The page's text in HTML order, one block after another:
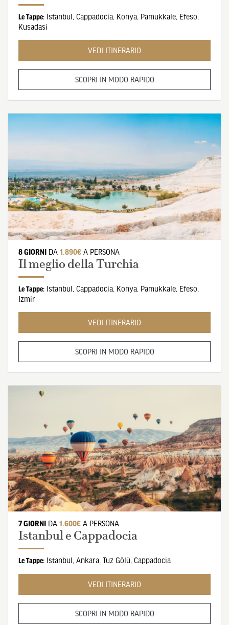
Le Tappe: Istanbul Cappadocia, Konya, Pamukkale, Efeso
Kusadasi
VEDI ITINERARIO
SCOPRI IN MODO RAPIDO
8 GIORNI DA 1.890€ A PERSONA
Il meglio della Turchia
Le Tappe: Istanbul Cappadocia, Konya, Pamukkale, Efeso
Izmir
VEDI ITINERARIO
SCOPRI IN MODO RAPIDO
7 GIORNI DA 1.600€ A PERSONA
Istanbul e Cappadocia
Le Tappe: Istanbul, Ankara, Tuz Gölü, Cappadocia
VEDI ITINERARIO
SCOPRI IN MODO RAPIDO